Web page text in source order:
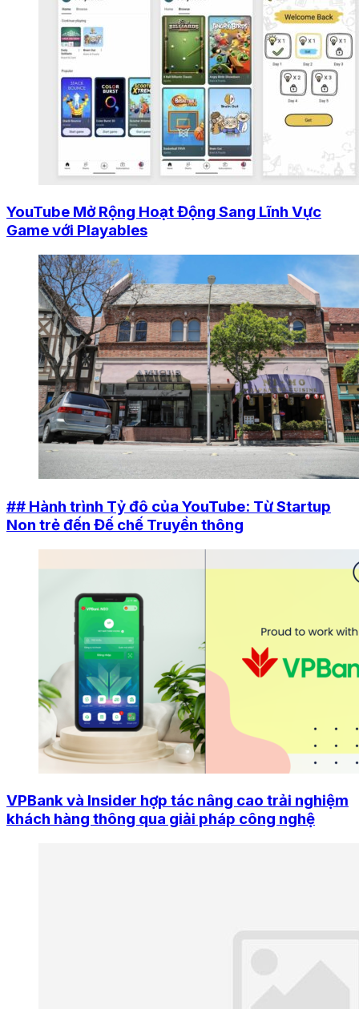
YouTube Mở Rộng Hoạt Động Sang Lĩnh Vực
Game với Playables
## Hành trình Tỷ đô của YouTube: Từ Startup
Non trẻ đến Đế chế Truyền thông
VPBank và Insider hợp tác nâng cao trải nghiệm
khách hàng thông qua giải pháp công nghệ